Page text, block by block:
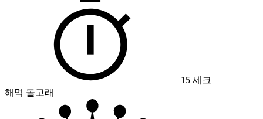
15 세크
해먹 돌고래